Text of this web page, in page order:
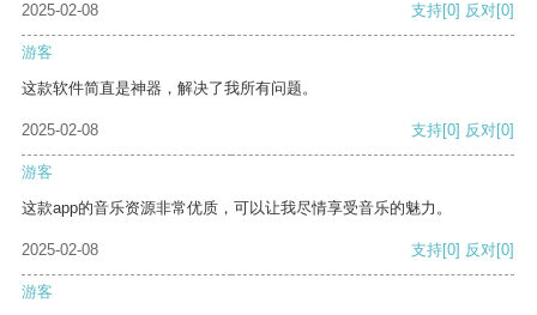
2025-02-08
支持[0] 反对[0]
游客
这款软件简直是神器，解决了我所有问题。
2025-02-08 支持[0] 反对[0]
游客
这款app的音乐资源非常优质，可以让我尽情享受音乐的魅力。
2025-02-08 支持[0] 反对[0]
游客